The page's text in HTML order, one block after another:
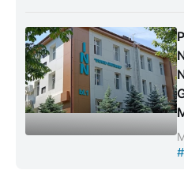
#